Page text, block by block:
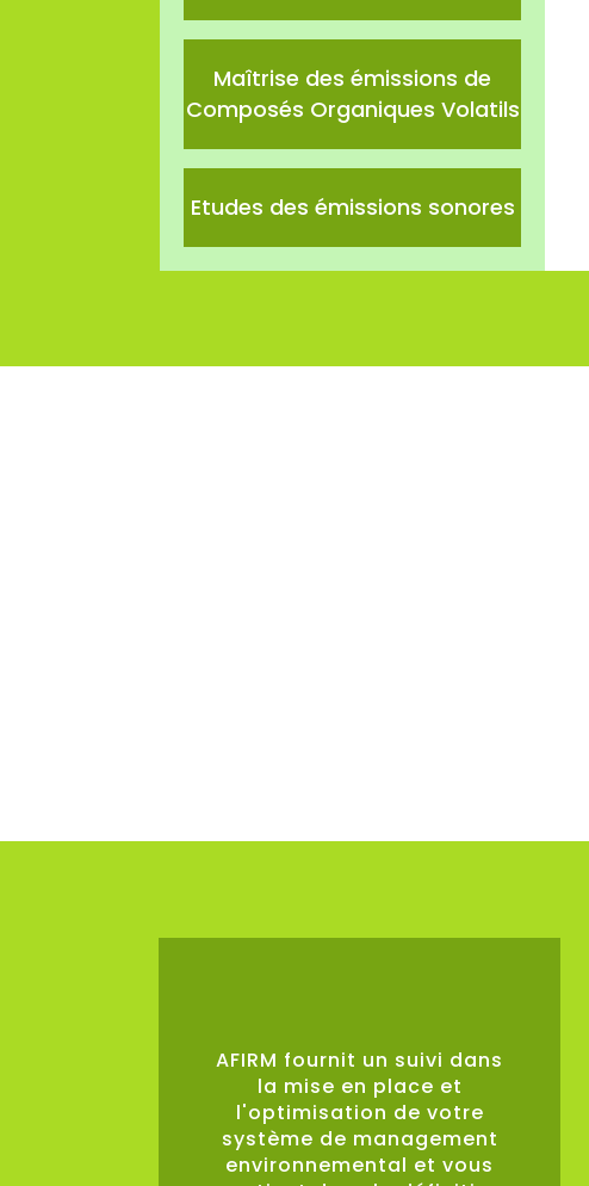
Maîtrise des émissions de
Composés Organiques Volatils
Etudes des émissions sonores
AFIRM fournit un suivi dans
la mise en place et
l'optimisation de votre
système de management
environnemental et vous